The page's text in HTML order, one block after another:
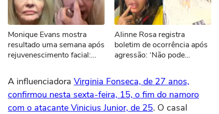
Monique Evans mostra
resultado uma semana após
rejuvenescimento facial:
Alinne Rosa registra
boletim de ocorrência após
agressão: ‘Não pode
A influenciadora Virginia Fonseca, de 27 anos,
confirmou nesta sexta-feira, 15, o fim do namoro
com o atacante Vinicius Junior, de 25. O casal